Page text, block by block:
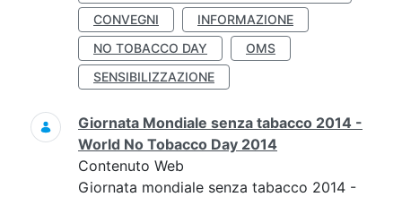
CONVEGNI
INFORMAZIONE
NO TOBACCO DAY
OMS
SENSIBILIZZAZIONE
Giornata Mondiale senza tabacco 2014 -
World No Tobacco Day 2014
Contenuto Web
Giornata mondiale senza tabacco 2014 -